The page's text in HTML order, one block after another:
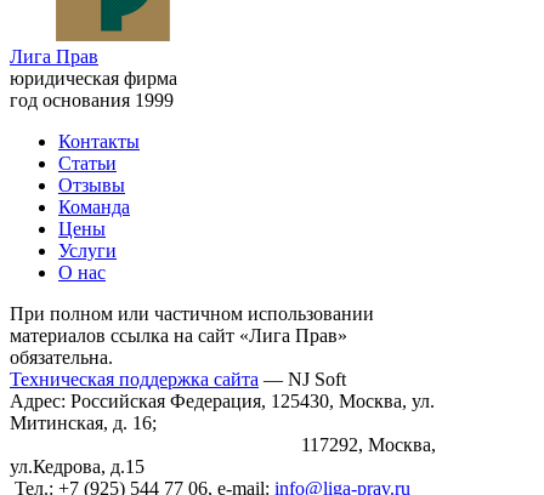
Лига Прав
юридическая фирма
год основания 1999
Контакты
Статьи
Отзывы
Команда
Цены
Услуги
О нас
При полном или частичном использовании
материалов ссылка на сайт «Лига Прав»
обязательна.
Техническая поддержка сайта — NJ Soft
Адрес: Российская Федерация, 125430, Москва, ул.
Митинская, д. 16;
117292, Москва,
ул.Кедрова, д.15
Тел.: +7 (925) 544 77 06, e-mail: info@liga-prav.ru